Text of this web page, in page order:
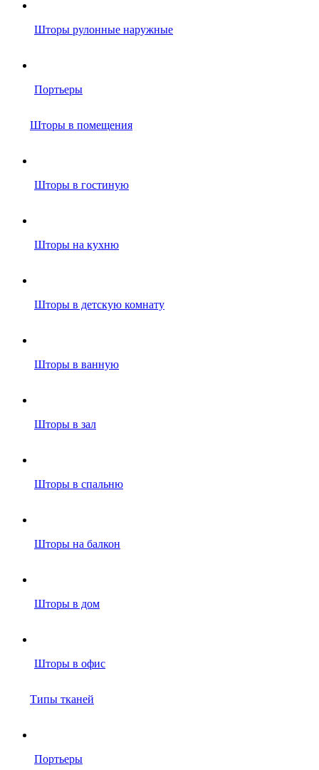
Шторы рулонные наружные
Портьеры
Шторы в помещения
Шторы в гостиную
Шторы на кухню
Шторы в детскую комнату
Шторы в ванную
Шторы в зал
Шторы в спальню
Шторы на балкон
Шторы в дом
Шторы в офис
Типы тканей
Портьеры